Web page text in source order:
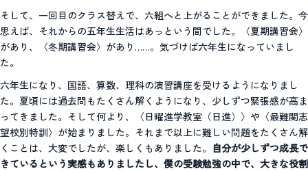
そして、一回目のクラス替えで、六組へと上がることができました。今
思えば、それからの五年生生活はあっという間でした。〈夏期講習会〉
があり、〈冬期講習会〉があり……。気づけば六年生になっていまし
た。
六年生になり、国語、算数、理科の演習講座を受けるようになりまし
た。夏頃には過去問もたくさん解くようになり、少しずつ緊張感が高ま
ってきました。そして何より、〈日曜進学教室（日進）〉や〈最難関志
望校別特訓〉が始まりました。それまで以上に難しい問題をたくさん解
くことは、大変でしたが、楽しくもありました。 自分が少しずつ成長で
きているという実感もありましたし、僕の受験勉強の中で、大きな役割